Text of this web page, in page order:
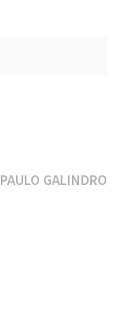
PAULO GALINDRO